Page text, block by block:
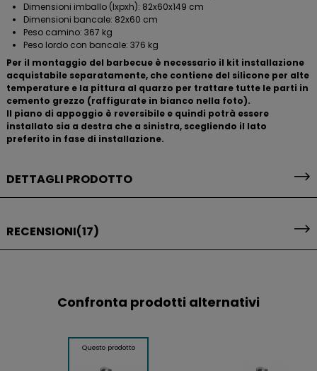
Dimensioni imballo (lxpxh): 82x60x149 cm
Dimensioni bancale: 82x60 cm
Peso camino: 367 kg
Peso lordo con bancale: 376 kg
Per il montaggio del barbecue è necessario il kit installazione
acquistabile separatamente, che contiene del silicone per alte
temperature e la pittura al quarzo per trattare tutte le parti in
cemento grezzo (raffigurate in bianco nella foto).
Il piano di appoggio è reversibile e quindi potrà essere
installato sia a destra che a sinistra, scegliendo il lato
preferito in fase di installazione.
DETTAGLI PRODOTTO
RECENSIONI(17)
Confronta prodotti alternativi
Questo prodotto